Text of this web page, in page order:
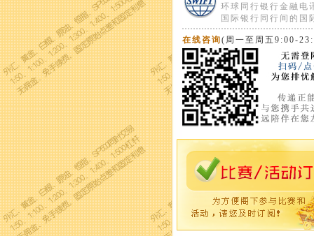
环球同行银行金融电
国际银行同行间的国
在线咨询(周一至周五9:00-